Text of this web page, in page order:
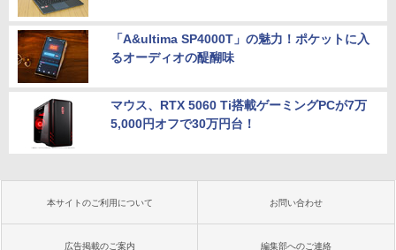
「A&ultima SP4000T」の魅力！ポケットに入
るオーディオの醍醐味
マウス、RTX 5060 Ti搭載ゲーミングPCが7万
5,000円オフで30万円台！
本サイトのご利用について お問い合わせ
広告掲載のご案内 編集部へのご連絡